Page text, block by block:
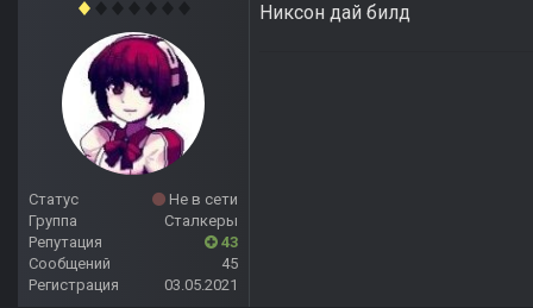
Статус
Не в сети
Группа
Сталкеры
Репутация
43
Сообщений
45
Регистрация
03.05.2021
Никсон дай билд